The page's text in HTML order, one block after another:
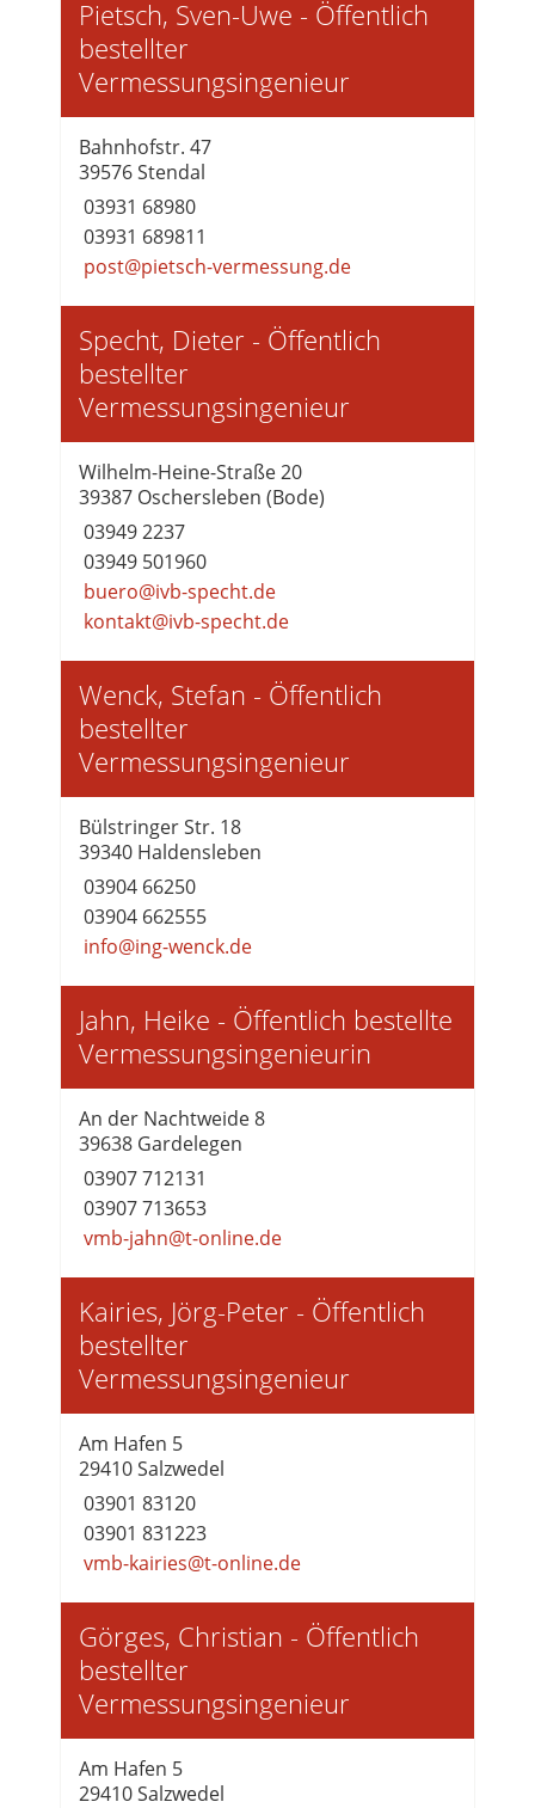
Pietsch, Sven-Uwe - Öffentlich
bestellter
Vermessungsingenieur
Bahnhofstr. 47
39576 Stendal
03931 68980
03931 689811
post@pietsch-vermessung.de
Specht, Dieter - Öffentlich
bestellter
Vermessungsingenieur
Wilhelm-Heine-Straße 20
39387 Oschersleben (Bode)
03949 2237
03949 501960
buero@ivb-specht.de
kontakt@ivb-specht.de
Wenck, Stefan - Öffentlich
bestellter
Vermessungsingenieur
Bülstringer Str. 18
39340 Haldensleben
03904 66250
03904 662555
info@ing-wenck.de
Jahn, Heike - Öffentlich bestellte
Vermessungsingenieurin
An der Nachtweide 8
39638 Gardelegen
03907 712131
03907 713653
vmb-jahn@t-online.de
Kairies, Jörg-Peter - Öffentlich
bestellter
Vermessungsingenieur
Am Hafen 5
29410 Salzwedel
03901 83120
03901 831223
vmb-kairies@t-online.de
Görges, Christian - Öffentlich
bestellter
Vermessungsingenieur
Am Hafen 5
29410 Salzwedel